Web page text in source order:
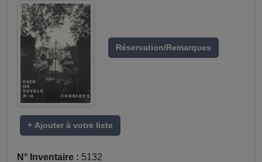
Réservation/Remarques
+ Ajouter à votre liste
N° Inventaire : 5132